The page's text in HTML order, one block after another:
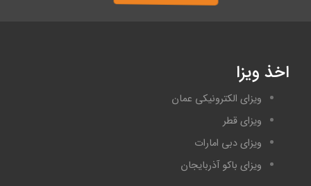
اخذ ویزا
ویزای الکترونیکی عمان
ویزای قطر
ویزای دبی امارات
ویزای باکو آذربایجان